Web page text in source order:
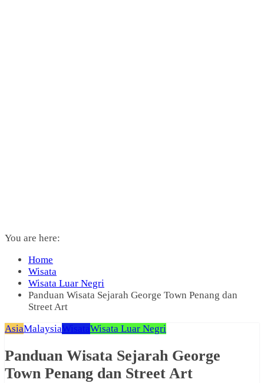
You are here:
Home
Wisata
Wisata Luar Negri
Panduan Wisata Sejarah George Town Penang dan
Street Art
AsiaMalaysiaWisataWisata Luar Negri
Panduan Wisata Sejarah George
Town Penang dan Street Art